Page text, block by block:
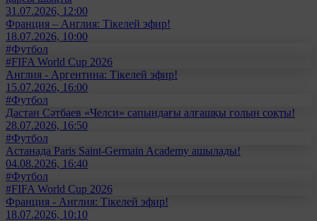
31.07.2026, 12:00
Франция – Англия: Тікелей эфир!
18.07.2026, 10:00
#Футбол
#FIFA World Cup 2026
Англия - Аргентина: Тікелей эфир!
15.07.2026, 16:00
#Футбол
Дастан Сәтбаев «Челси» сапындағы алғашқы голын соқты!
28.07.2026, 16:50
#Футбол
Астанада Paris Saint-Germain Academy ашылады!
04.08.2026, 16:40
#Футбол
#FIFA World Cup 2026
Франция - Англия: Тікелей эфир!
18.07.2026, 10:10